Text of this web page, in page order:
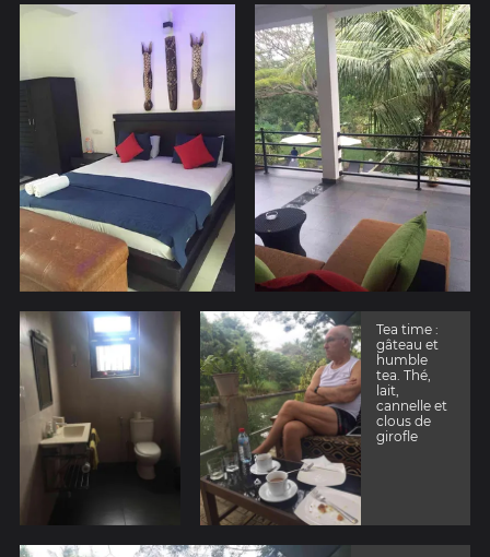
Tea time :
gâteau et
humble
tea. Thé,
lait,
cannelle et
clous de
girofle